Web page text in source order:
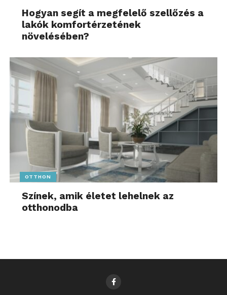
Hogyan segít a megfelelő szellőzés a
lakók komfortérzetének
növelésében?
OTTHON
Színek, amik életet lehelnek az
otthonodba